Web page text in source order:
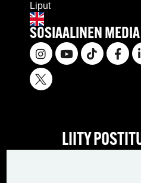
Liput
SOSIAALINEN MEDIA
LIITY